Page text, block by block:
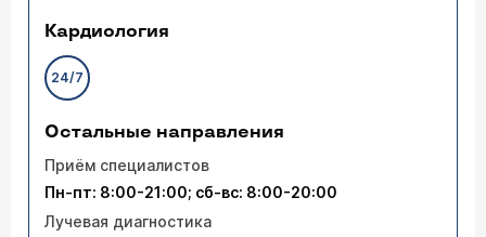
Кардиология
24/7
Остальные направления
Приём специалистов
Пн-пт: 8:00-21:00; сб-вс: 8:00-20:00
Лучевая диагностика